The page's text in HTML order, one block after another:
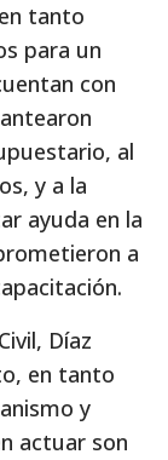
tanto
para un
con
al
y a la
ayuda en la
a
Díaz
en tanto
y
actuar son